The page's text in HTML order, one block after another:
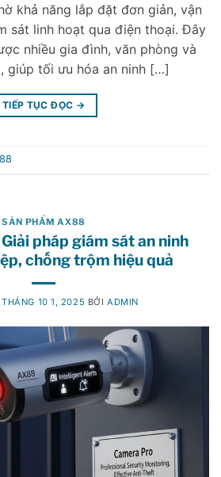
khả năng lắp đặt đơn giản, vận
sát linh hoạt qua điện thoại. Đây
nhiều gia đình, văn phòng và
giúp tối ưu hóa an ninh […]
TIẾP TỤC ĐỌC →
SẢN PHẨM AX88
pháp giám sát an ninh
chống trộm hiệu quả
THÁNG 10 1, 2025 BỞI ADMIN